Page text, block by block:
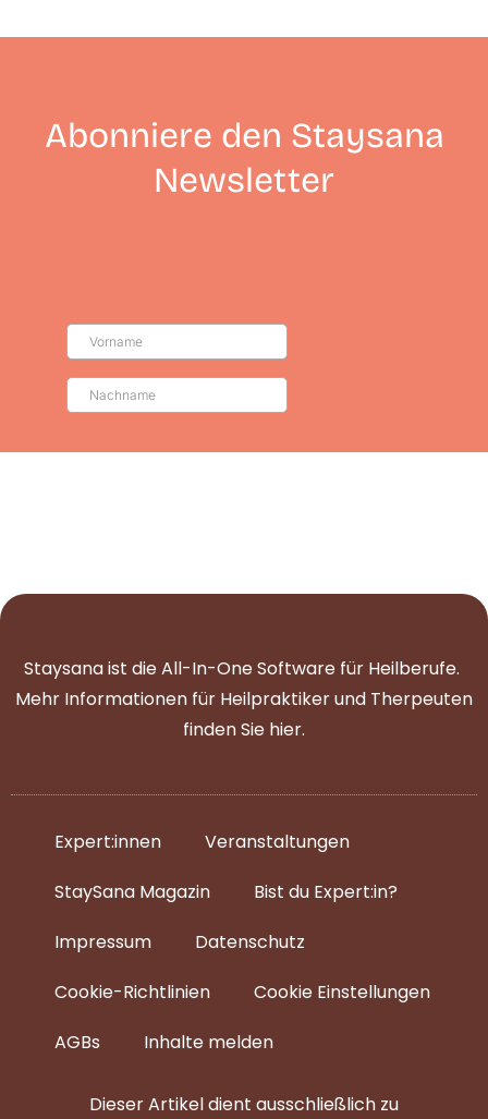
Abonniere den Staysana
Newsletter
Staysana ist die All-In-One Software für Heilberufe.
Mehr Informationen für Heilpraktiker und Therpeuten
finden Sie hier.
Expert:innen
Veranstaltungen
StaySana Magazin​
Bist du Expert:in?
Impressum
Datenschutz
Cookie-Richtlinien
Cookie Einstellungen
AGBs
Inhalte melden
Dieser Artikel dient ausschließlich zu